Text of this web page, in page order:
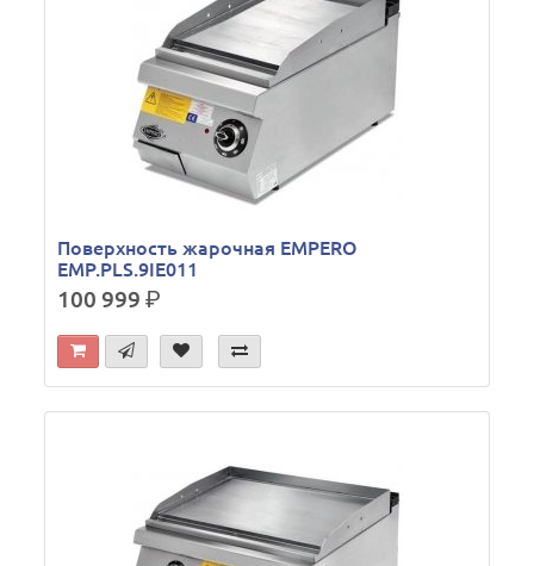
Поверхность жарочная EMPERO
EMP.PLS.9IE011
100 999р.